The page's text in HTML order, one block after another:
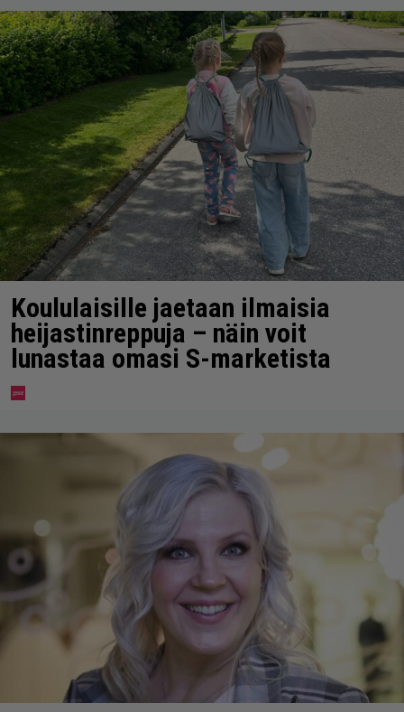
Koululaisille jaetaan ilmaisia
heijastinreppuja – näin voit
lunastaa omasi S-marketista